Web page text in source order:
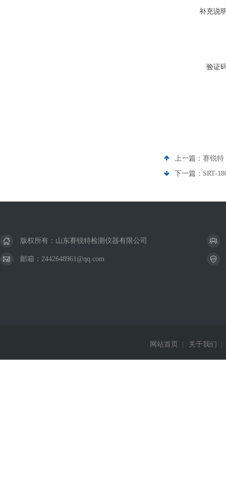
补充说
验证
上一篇： 赛锐特
下一篇： SRT-
版权所有：山东赛锐特检测仪器有限公司
邮箱：2442648961@qq.com
网站首页 关于我们